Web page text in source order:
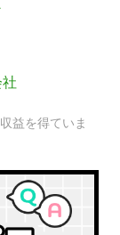
益を得ていま